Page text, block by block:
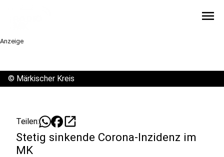
menu
Anzeige
© Märkischer Kreis
Teilen: open_in_new
Stetig sinkende Corona-Inzidenz im
MK